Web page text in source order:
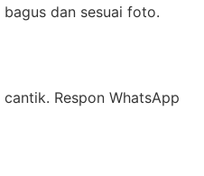
dan sesuai foto.
Respon WhatsApp